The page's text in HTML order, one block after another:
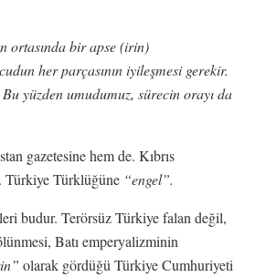
ortasında bir apse (irin)
her parçasının iyileşmesi gerekir.
yüzden umudumuz, sürecin orayı da
gazetesine hem de. Kıbrıs
Türkiye Türklüğüne “engel”.
budur. Terörsüz Türkiye falan değil,
Batı emperyalizminin
olarak gördüğü Türkiye Cumhuriyeti